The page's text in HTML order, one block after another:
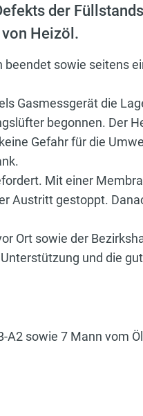
der
Heizöl.
sowie seitens
Gasmessgerät die
begonnen. Der
Gefahr für die
Mit einer
Austritt gestoppt.
Ort sowie der
und die
A2 sowie 7 Mann vom